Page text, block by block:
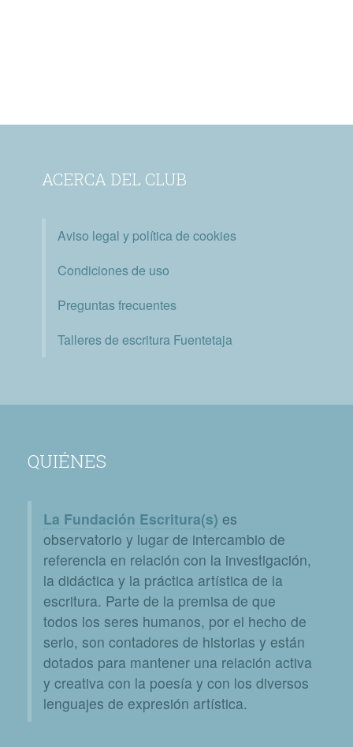
ACERCA DEL CLUB
Aviso legal y política de cookies
Condiciones de uso
Preguntas frecuentes
Talleres de escritura Fuentetaja
QUIÉNES
La Fundación Escritura(s) es
observatorio y lugar de intercambio de
referencia en relación con la investigación,
la didáctica y la práctica artística de la
escritura. Parte de la premisa de que
todos los seres humanos, por el hecho de
serlo, son contadores de historias y están
dotados para mantener una relación activa
y creativa con la poesía y con los diversos
lenguajes de expresión artística.